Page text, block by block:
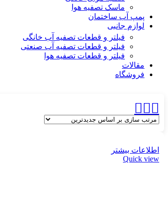
ماسک تصفیه هوا
پمپ آب ساختمان
لوازم جانبی
فیلتر و قطعات تصفیه آب خانگی
فیلتر و قطعات تصفیه آب صنعتی
فیلتر و قطعات تصفیه هوا
مقالات
فروشگاه
اطلاعات بیشتر
Quick view